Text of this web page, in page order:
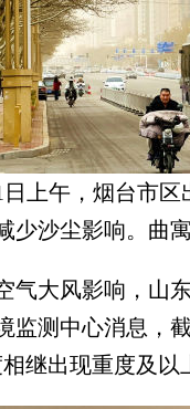
日上午，烟台市
少沙尘影响。曲
大风影响，山东
监测中心消息，
继出现重度及以